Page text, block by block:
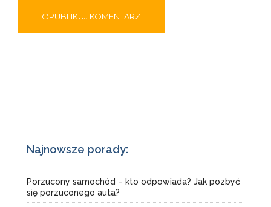
Najnowsze porady:
Porzucony samochód – kto odpowiada? Jak pozbyć
się porzuconego auta?